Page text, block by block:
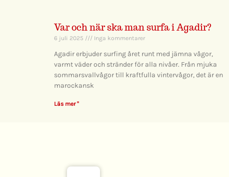
Var och när ska man surfa i Agadir?
6 juli 2025 Inga kommentarer
Agadir erbjuder surfing året runt med jämna vågor,
varmt väder och stränder för alla nivåer. Från mjuka
sommarsvallvågor till kraftfulla vintervågor, det är en
marockansk
Läs mer "